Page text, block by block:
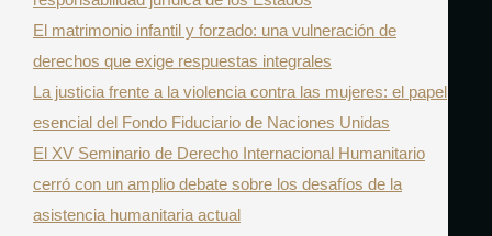
El matrimonio infantil y forzado: una vulneración de
derechos que exige respuestas integrales
La justicia frente a la violencia contra las mujeres: el papel
esencial del Fondo Fiduciario de Naciones Unidas
El XV Seminario de Derecho Internacional Humanitario
cerró con un amplio debate sobre los desafíos de la
asistencia humanitaria actual